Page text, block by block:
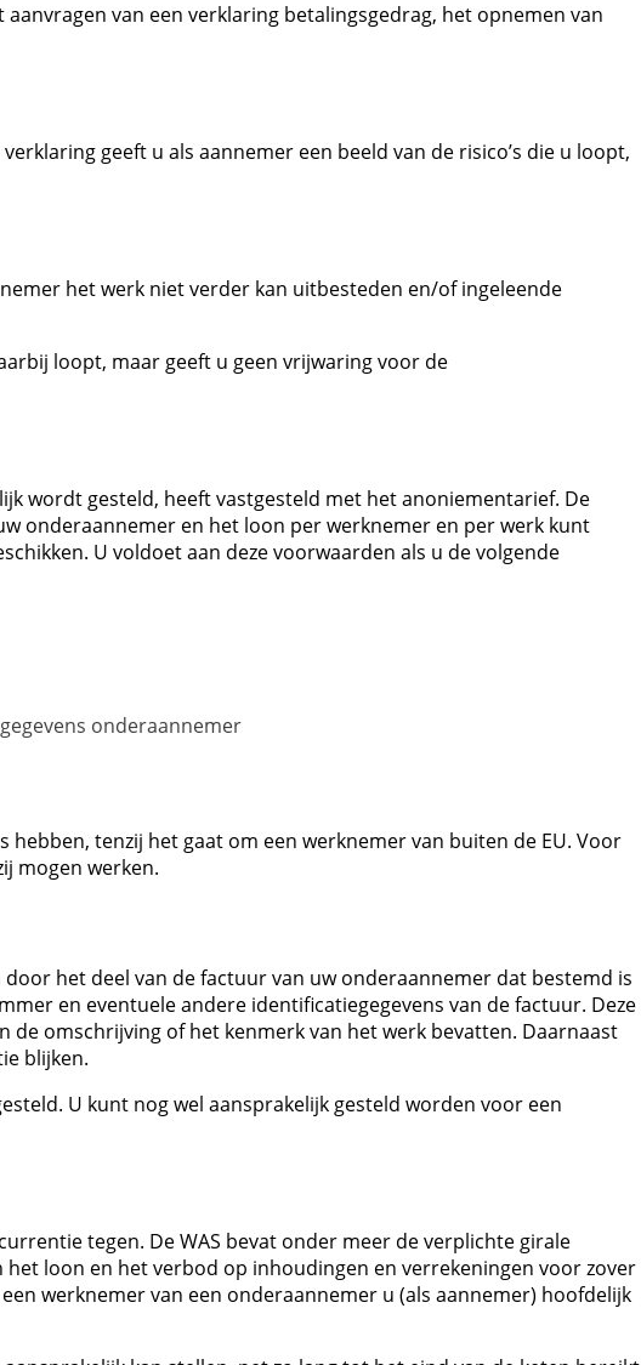
van een verklaring betalingsgedrag, het opnemen van
geeft u als aannemer een beeld van de risico’s die u loopt,
het werk niet verder kan uitbesteden en/of ingeleende
loopt, maar geeft u geen vrijwaring voor de
wordt gesteld, heeft vastgesteld met het anoniementarief. De
onderaannemer en het loon per werknemer en per werk kunt
U voldoet aan deze voorwaarden als u de volgende
onderaannemer
tenzij het gaat om een werknemer van buiten de EU. Voor
mogen werken.
het deel van de factuur van uw onderaannemer dat bestemd is
en eventuele andere identificatiegegevens van de factuur. Deze
omschrijving of het kenmerk van het werk bevatten. Daarnaast
blijken.
U kunt nog wel aansprakelijk gesteld worden voor een
tegen. De WAS bevat onder meer de verplichte girale
loon en het verbod op inhoudingen en verrekeningen voor zover
werknemer van een onderaannemer u (als aannemer) hoofdelijk